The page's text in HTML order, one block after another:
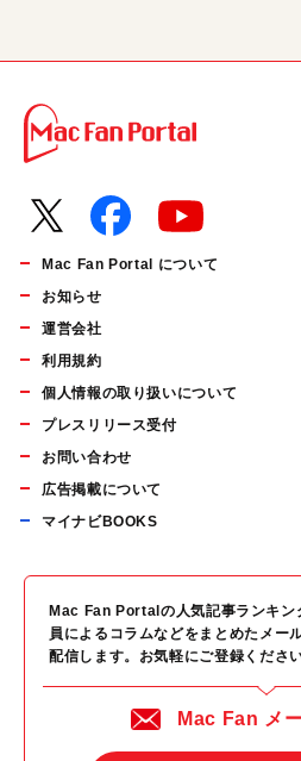
Mac Fan Portal について
お知らせ
運営会社
利用規約
個人情報の取り扱いについて
プレスリリース受付
お問い合わせ
広告掲載について
マイナビBOOKS
Mac Fan Portalの人気記事ランキン
員によるコラムなどをまとめたメー
配信します。お気軽にご登録ください
Mac Fan メ